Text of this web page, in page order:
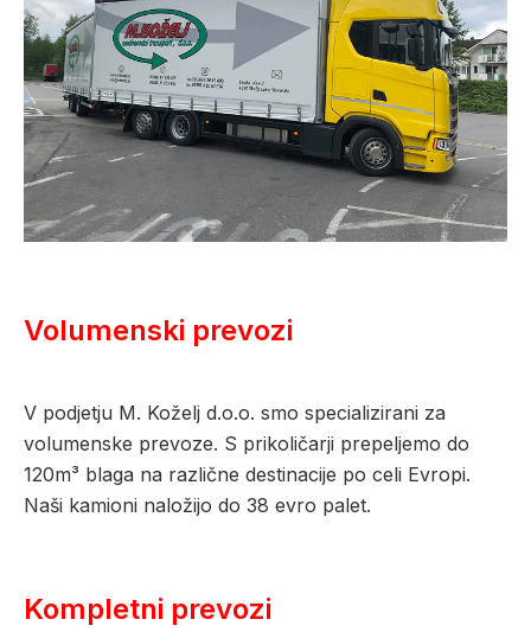
Volumenski prevozi
V podjetju M. Koželj d.o.o. smo specializirani za
volumenske prevoze. S prikoličarji prepeljemo do
120m³ blaga na različne destinacije po celi Evropi.
Naši kamioni naložijo do 38 evro palet.
Kompletni prevozi